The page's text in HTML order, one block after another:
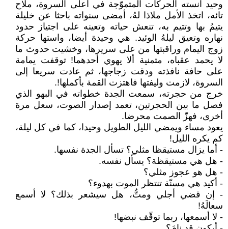
وحيد آنسته الحركات المتموّجة في أعلى السروة، ملاح
تائه، اتخذ الأمل ملاذا لهُ، أمضى سنواته باحثا عن خليلة
يتيمُ بها وتتيم به، تنعش حياته وتعينه على اجتياز حدود
نهاره وتعيق ليلهُ الوئيد. هي وحيدة أيضا، واستها حركة
زوج اليمام وراقبتها من على سريرها، وخشيت حدوث ما
لا يحمد عقباه، متمنية ألا يهوي أحدهما! توقفت يمامة
على حافة نافذته ودقت زجاجها، ثم عادت سريعا إلى
السروة، لازمت وليفتها فاهتزت القمة بأكملها!.
خرج من حجرته، سمعت الجدة خطواته في البهو الذي
فصل ما بين الحجرتين، تعمد إصدار الصوت، سعل مرة
أخرى، فهزّ الصمت محرضا.
يعود مساء ويمضي الليل الطويل وحيدا، كما في كل ليلة،
كم يكره الليل!
- أما يزال مستيقظا مثلي؟ تسأل الجدة نفسها.
- هل هي مستيقظة؟ يسأل نفسه.
- هل هو عجوز مثلي؟
- أكيد هي مسنّة تنتظر الموت بهدوء؟
- إن قضي أجلي ومتُّ، هل سيشعر بذلك؟ لا أسمع
سعالَهُ!
- لا أسمعها، ربما توقّف نبضها!